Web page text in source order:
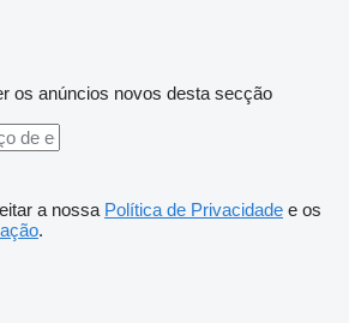
os anúncios novos desta secção
a nossa Política de Privacidade e os
.